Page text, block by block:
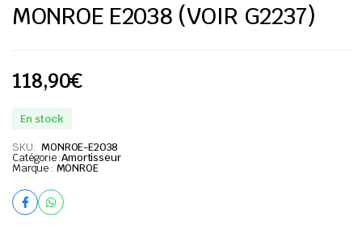
MONROE E2038 (VOIR G2237)
118,90€
En stock
SKU: MONROE-E2038
Catégorie :Amortisseur
Marque : MONROE